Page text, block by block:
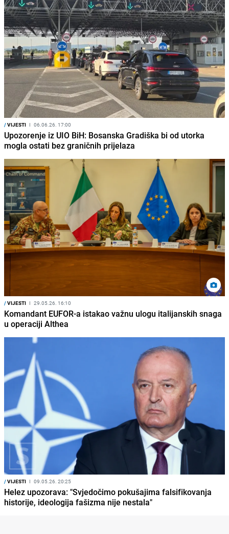
/VIJESTI I 06.06.26. 17:00
Upozorenje iz UIO BiH: Bosanska Gradiška bi od utorka
mogla ostati bez graničnih prijelaza
/VIJESTI I 29.05.26. 16:10
Komandant EUFOR-a istakao važnu ulogu italijanskih snaga
u operaciji Althea
/VIJESTI I 09.05.26. 20:25
Helez upozorava: "Svjedočimo pokušajima falsifikovanja
historije, ideologija fašizma nije nestala"